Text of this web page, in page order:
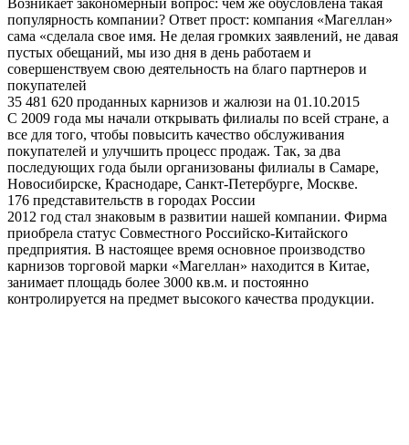
популярность компании? Ответ прост: компания «Магеллан»
сама «сделала свое имя. Не делая громких заявлений, не давая
пустых обещаний, мы изо дня в день работаем и
совершенствуем свою деятельность на благо партнеров и
покупателей
35 481 620 проданных карнизов и жалюзи на 01.10.2015
С 2009 года мы начали открывать филиалы по всей стране, а
все для того, чтобы повысить качество обслуживания
покупателей и улучшить процесс продаж. Так, за два
последующих года были организованы филиалы в Самаре,
Новосибирске, Краснодаре, Санкт-Петербурге, Москве.
176 представительств в городах России
2012 год стал знаковым в развитии нашей компании. Фирма
приобрела статус Совместного Российско-Китайского
предприятия. В настоящее время основное производство
карнизов торговой марки «Магеллан» находится в Китае,
занимает площадь более 3000 кв.м. и постоянно
контролируется на предмет высокого качества продукции.